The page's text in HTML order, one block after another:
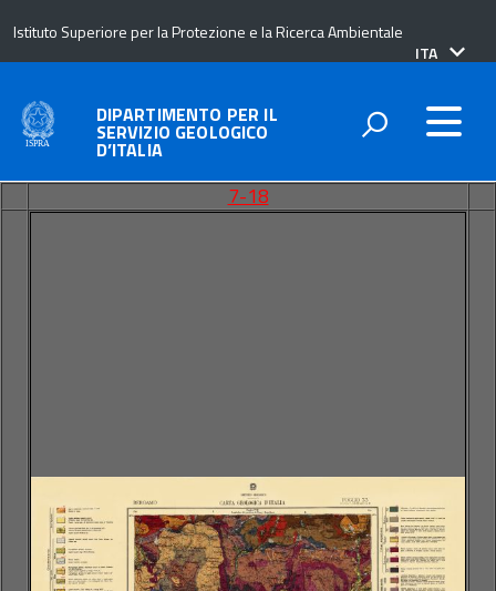
Istituto Superiore per la Protezione e la Ricerca Ambientale
lingua
ITA
DIPARTIMENTO PER IL
SERVIZIO GEOLOGICO
D’ITALIA
7-18